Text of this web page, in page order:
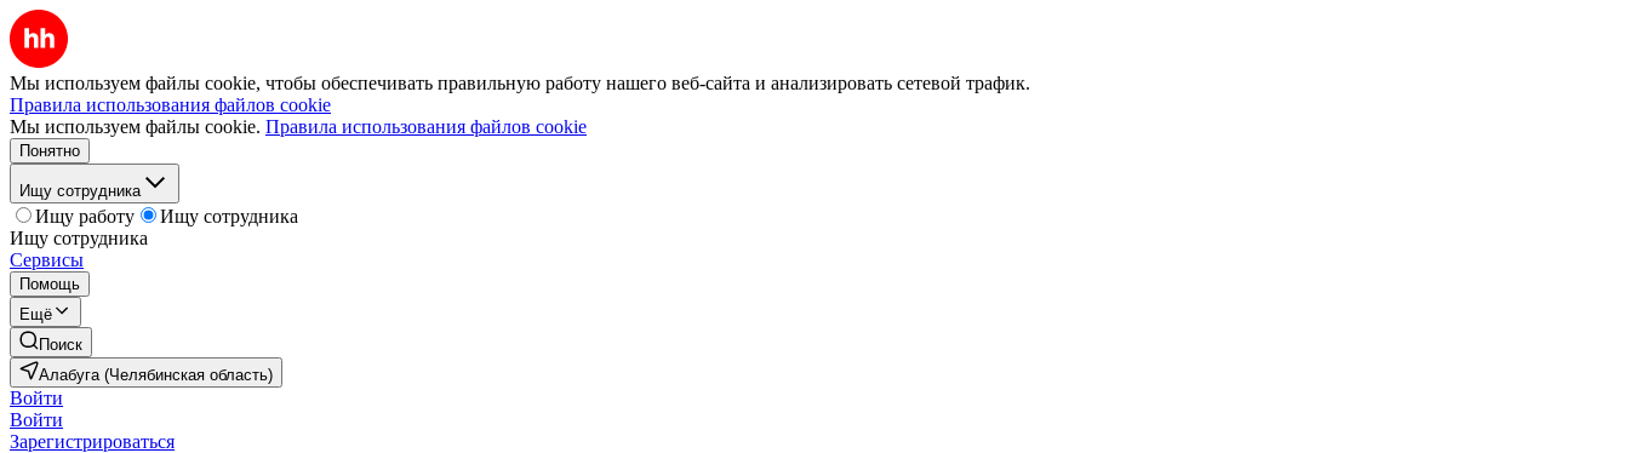
Мы используем файлы cookie, чтобы обеспечивать правильную работу нашего веб-сайта и анализировать сетевой трафик.
Правила использования файлов cookie
Мы используем файлы cookie. Правила использования файлов cookie
Понятно
Ищу сотрудника
Ищу работу
Ищу сотрудника
Ищу сотрудника
Сервисы
Помощь
Ещё
Поиск
Алабуга (Челябинская область)
Войти
Войти
Зарегистрироваться